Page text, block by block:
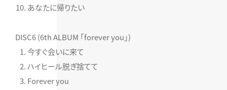
あなたに帰りたい
DISC6 (6th ALBUM 「forever you」)
今すぐ会いに来て
ハイヒール脱ぎ捨てて
Forever you